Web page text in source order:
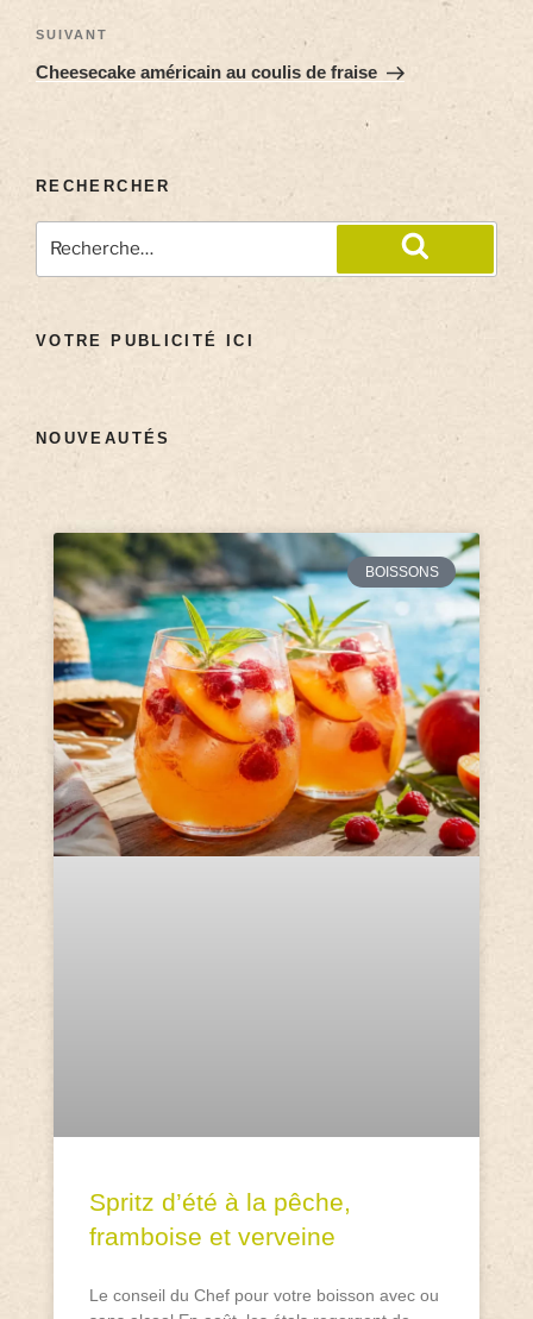
SUIVANT
Cheesecake américain au coulis de fraise
RECHERCHER
VOTRE PUBLICITÉ ICI
NOUVEAUTÉS
BOISSONS
Spritz d’été à la pêche,
framboise et verveine
Le conseil du Chef pour votre boisson avec ou